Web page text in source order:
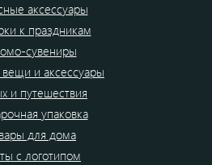
аксессуары
к праздникам
сувениры
и аксессуары
и путешествия
упаковка
для дома
с логотипом